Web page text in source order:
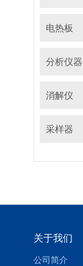
电热板
分析仪器
消解仪
采样器
关于我们
公司简介